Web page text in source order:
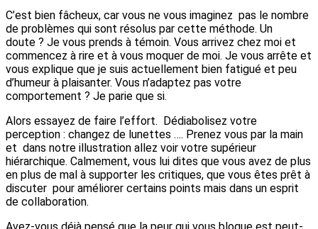
C’est bien fâcheux, car vous ne vous imaginez pas le nombre
de problèmes qui sont résolus par cette méthode. Un
doute ? Je vous prends à témoin. Vous arrivez chez moi et
commencez à rire et à vous moquer de moi. Je vous arrête et
vous explique que je suis actuellement bien fatigué et peu
d’humeur à plaisanter. Vous n’adaptez pas votre
comportement ? Je parie que si.
Alors essayez de faire l’effort. Dédiabolisez votre
perception : changez de lunettes …. Prenez vous par la main
et dans notre illustration allez voir votre supérieur
hiérarchique. Calmement, vous lui dites que vous avez de plus
en plus de mal à supporter les critiques, que vous êtes prêt à
discuter pour améliorer certains points mais dans un esprit
de collaboration.